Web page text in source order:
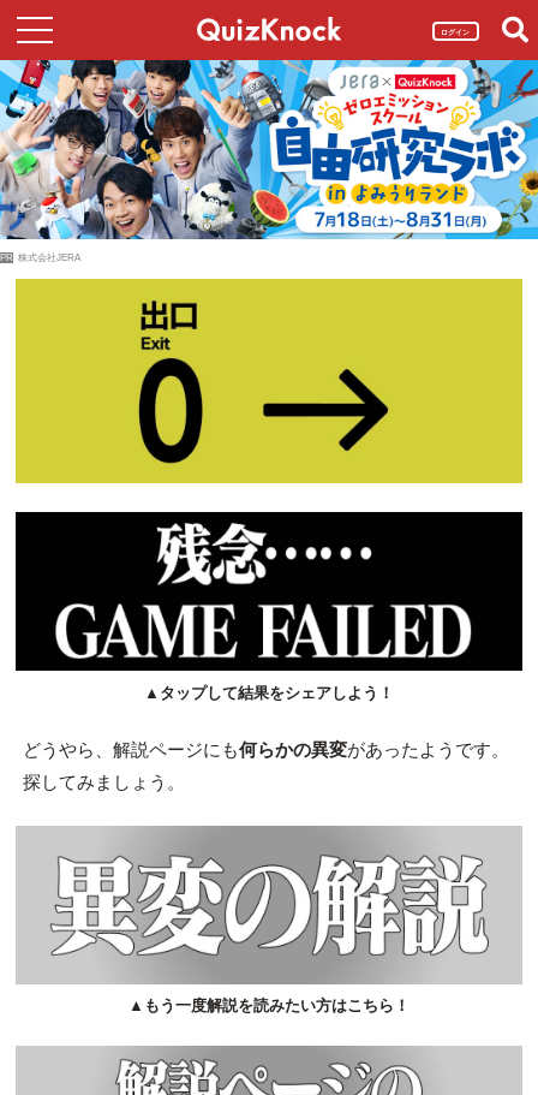
ログイン
PR 株式会社JERA
▲タップして結果をシェアしよう！
どうやら、解説ページにも何らかの異変があったようです。
探してみましょう。
▲もう一度解説を読みたい方はこちら！